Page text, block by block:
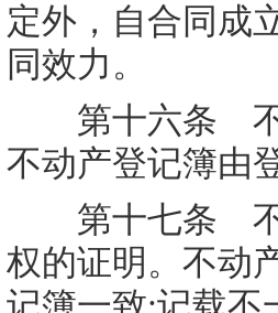
定外，自合同成
同效力。
第十六条 不
不动产登记簿由
第十七条 不
权的证明。不动